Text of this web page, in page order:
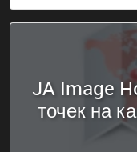
JA Image
точек на